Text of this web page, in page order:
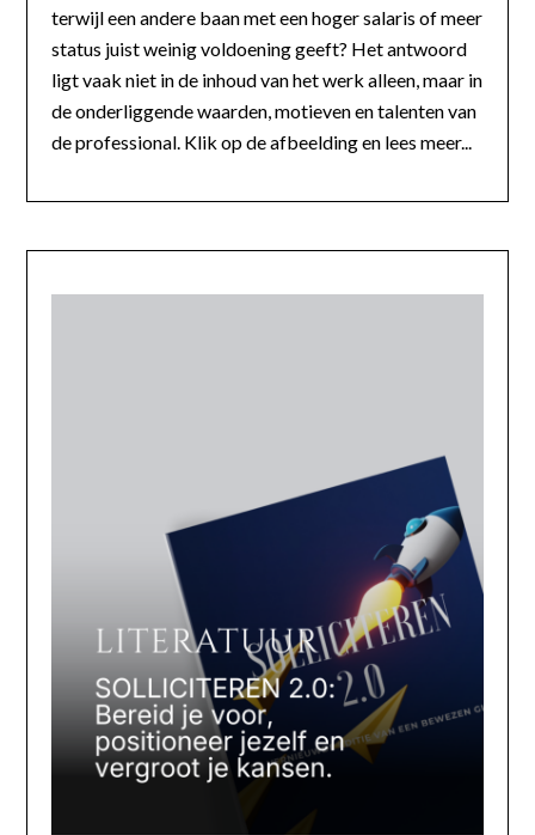
terwijl een andere baan met een hoger salaris of meer
status juist weinig voldoening geeft? Het antwoord
ligt vaak niet in de inhoud van het werk alleen, maar in
de onderliggende waarden, motieven en talenten van
de professional. Klik op de afbeelding en lees meer...